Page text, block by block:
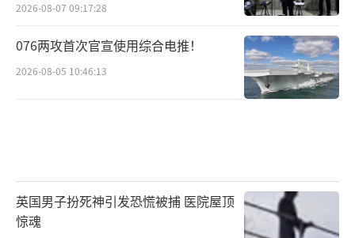
2026-08-07 09:17:28
076两攻首次官宣使用综合电推！
2026-08-05 10:46:13
英国男子扮死神引发恐慌被捕 医院屋顶
惊魂